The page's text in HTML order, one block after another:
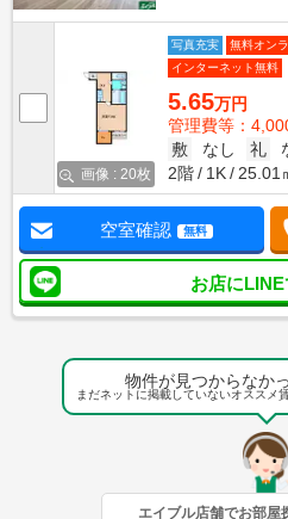
画像 : 20枚
写真充実
無料オン
インターネット無料
5.65万円
管理費等：
敷
なし 礼
2階
1K 25.01
空室確認 無料
お店に
物件が見つからなか
まだネットに掲載していないオススメ
エイブル店舗でお部屋